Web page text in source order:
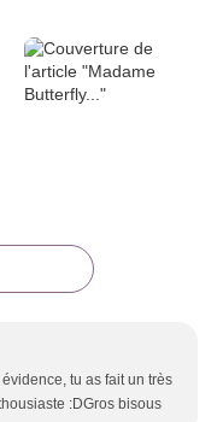
tu as fait un très
:DGros bisous